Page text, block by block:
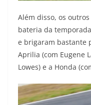
Além disso, os
bateria da
e brigaram bastante
Aprilia (com Eugene
Lowes) e a Honda